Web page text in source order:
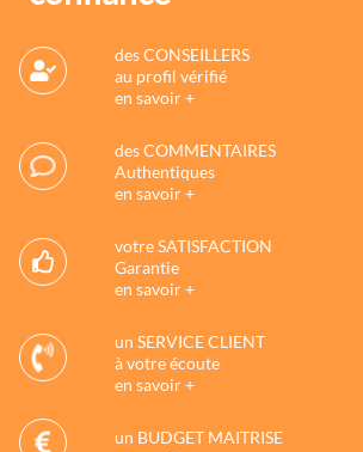
des CONSEILLERS
au profil vérifié
en savoir +
des COMMENTAIRES
Authentiques
en savoir +
votre SATISFACTION
Garantie
en savoir +
un SERVICE CLIENT
à votre écoute
en savoir +
un BUDGET MAITRISE